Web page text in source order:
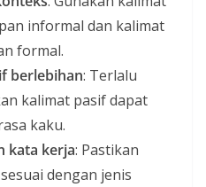
informal dan kalimat
formal.
berlebihan: Terlalu
kalimat pasif dapat
kaku.
kata kerja: Pastikan
dengan jenis